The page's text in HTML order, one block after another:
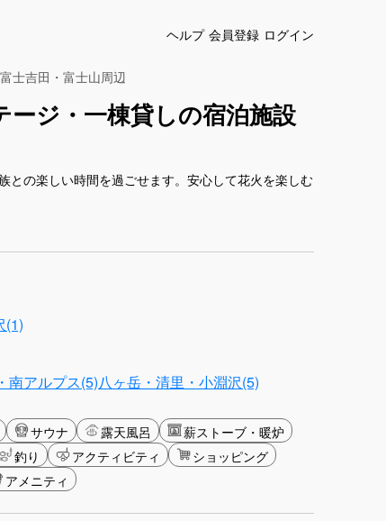
ヘルプ 会員登録 ログイン
士吉田・富士山周辺
ージ・一棟貸しの宿泊施設
との楽しい時間を過ごせます。安心して花火を楽しむ
(1)
南アルプス(5)八ヶ岳・清里・小淵沢(5)
サウナ 露天風呂
薪ストーブ・暖炉
釣り アクティビティ
ショッピング
アメニティ